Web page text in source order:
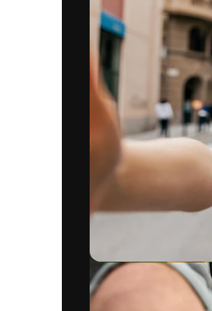
La
migliori lavori.
creativi,
Italiano
Copyright ©